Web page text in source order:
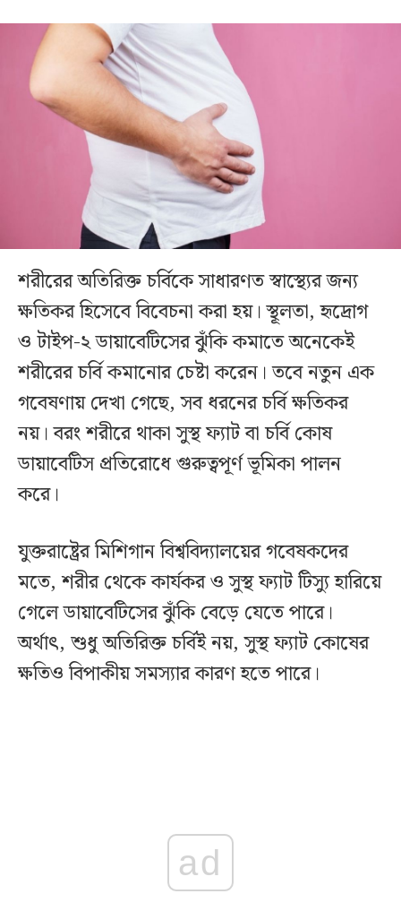
শরীরের অতিরিক্ত চর্বিকে সাধারণত স্বাস্থ্যের জন্য
ক্ষতিকর হিসেবে বিবেচনা করা হয়। স্থূলতা, হৃদ্রোগ
ও টাইপ-২ ডায়াবেটিসের ঝুঁকি কমাতে অনেকেই
শরীরের চর্বি কমানোর চেষ্টা করেন। তবে নতুন এক
গবেষণায় দেখা গেছে, সব ধরনের চর্বি ক্ষতিকর
নয়। বরং শরীরে থাকা সুস্থ ফ্যাট বা চর্বি কোষ
ডায়াবেটিস প্রতিরোধে গুরুত্বপূর্ণ ভূমিকা পালন
করে।
যুক্তরাষ্ট্রের মিশিগান বিশ্ববিদ্যালয়ের গবেষকদের
মতে, শরীর থেকে কার্যকর ও সুস্থ ফ্যাট টিস্যু হারিয়ে
গেলে ডায়াবেটিসের ঝুঁকি বেড়ে যেতে পারে।
অর্থাৎ, শুধু অতিরিক্ত চর্বিই নয়, সুস্থ ফ্যাট কোষের
ক্ষতিও বিপাকীয় সমস্যার কারণ হতে পারে।
ad